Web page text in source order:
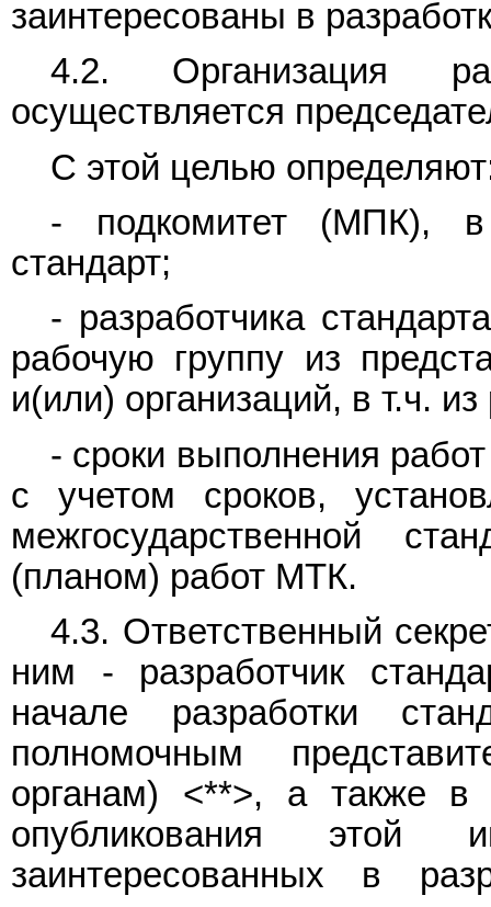
заинтересованы в
4.2. Организация
осуществляется
С этой целью
- подкомитет (МПК), в
стандарт;
- разработчика
рабочую группу из
и(или) организаций, в т.ч.
- сроки выполнения
с учетом сроков,
межгосударственной
(планом) работ МТК.
4.3. Ответственный
ним - разработчик
начале разработки
полномочным
органам) <**>, а также в
опубликования этой
заинтересованных в